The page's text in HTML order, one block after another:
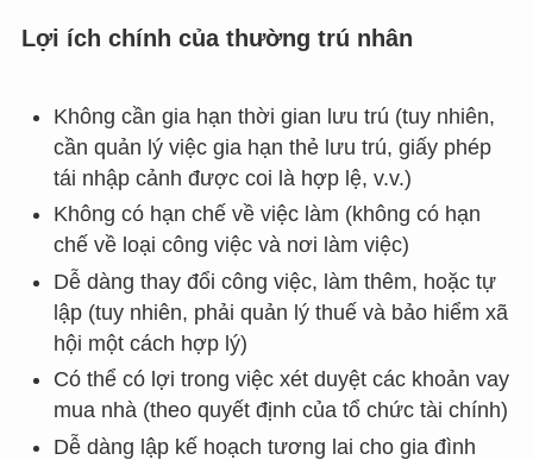
Lợi ích chính của thường trú nhân
Không cần gia hạn thời gian lưu trú (tuy nhiên,
cần quản lý việc gia hạn thẻ lưu trú, giấy phép
tái nhập cảnh được coi là hợp lệ, v.v.)
Không có hạn chế về việc làm (không có hạn
chế về loại công việc và nơi làm việc)
Dễ dàng thay đổi công việc, làm thêm, hoặc tự
lập (tuy nhiên, phải quản lý thuế và bảo hiểm xã
hội một cách hợp lý)
Có thể có lợi trong việc xét duyệt các khoản vay
mua nhà (theo quyết định của tổ chức tài chính)
Dễ dàng lập kế hoạch tương lai cho gia đình